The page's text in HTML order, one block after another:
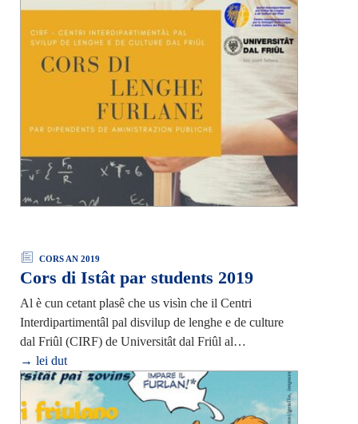
CORS AN 2019
Cors di Istât par students 2019
Al è cun cetant plasê che us visìn che il Centri
Interdipartimentâl pal disvilup de lenghe e de culture
dal Friûl (CIRF) de Universitât dal Friûl al…
→ lei dut